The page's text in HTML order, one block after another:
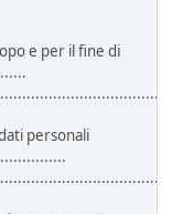
e per il fine di
personali